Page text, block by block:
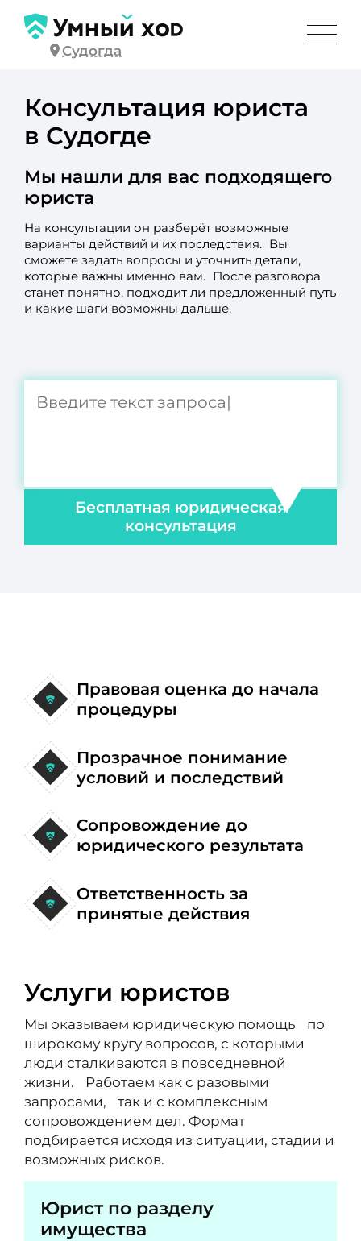
Судогда
Консультация юриста
в Судогде
Мы нашли для вас подходящего
юриста
На консультации он разберёт возможные
варианты действий и их последствия. Вы
сможете задать вопросы и уточнить детали,
которые важны именно вам. После разговора
станет понятно, подходит ли предложенный путь
и какие шаги возможны дальше.
Бесплатная юридическая
консультация
Правовая оценка до начала
процедуры
Прозрачное понимание
условий и последствий
Сопровождение до
юридического результата
Ответственность за
принятые действия
Услуги юристов
Мы оказываем юридическую помощь по
широкому кругу вопросов, с которыми
люди сталкиваются в повседневной
жизни. Работаем как с разовыми
запросами, так и с комплексным
сопровождением дел. Формат
подбирается исходя из ситуации, стадии и
возможных рисков.
Юрист по разделу
имущества